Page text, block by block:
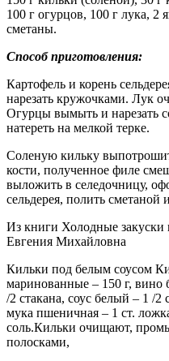
100 г огурцов, 100 г лука, 2
сметаны.
Способ приготовления:
Картофель и корень
нарезать кружочками. Лук
Огурцы вымыть и нарезать
натереть на мелкой терке.
Соленую кильку
кости, полученное филе
выложить в селедочницу,
сельдерея, полить сметаной
Из книги Холодные закуски
Евгения Михайловна
Кильки под белым соусом
маринованные – 150 г, вино
/2 стакана, соус белый – 1 /2
мука пшеничная – 1 ст.
соль.Кильки очищают,
полосками,